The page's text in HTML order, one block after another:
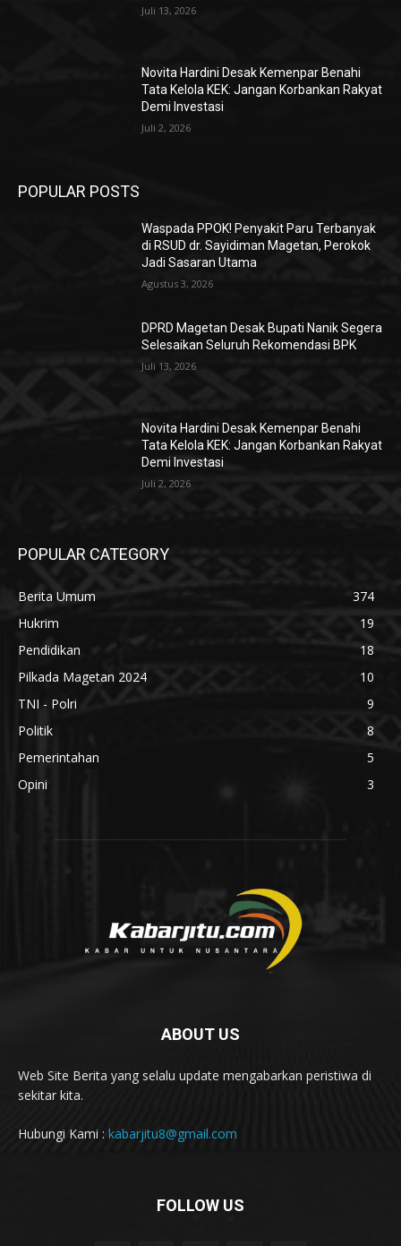
Juli 13, 2026
Novita Hardini Desak Kemenpar Benahi
Tata Kelola KEK: Jangan Korbankan Rakyat
Demi Investasi
Juli 2, 2026
POPULAR POSTS
Waspada PPOK! Penyakit Paru Terbanyak
di RSUD dr. Sayidiman Magetan, Perokok
Jadi Sasaran Utama
Agustus 3, 2026
DPRD Magetan Desak Bupati Nanik Segera
Selesaikan Seluruh Rekomendasi BPK
Juli 13, 2026
Novita Hardini Desak Kemenpar Benahi
Tata Kelola KEK: Jangan Korbankan Rakyat
Demi Investasi
Juli 2, 2026
POPULAR CATEGORY
Berita Umum
374
Hukrim
19
Pendidikan
18
Pilkada Magetan 2024
10
TNI - Polri
9
Politik
8
Pemerintahan
5
Opini
3
ABOUT US
Web Site Berita yang selalu update mengabarkan peristiwa di
sekitar kita.
Hubungi Kami : kabarjitu8@gmail.com
FOLLOW US